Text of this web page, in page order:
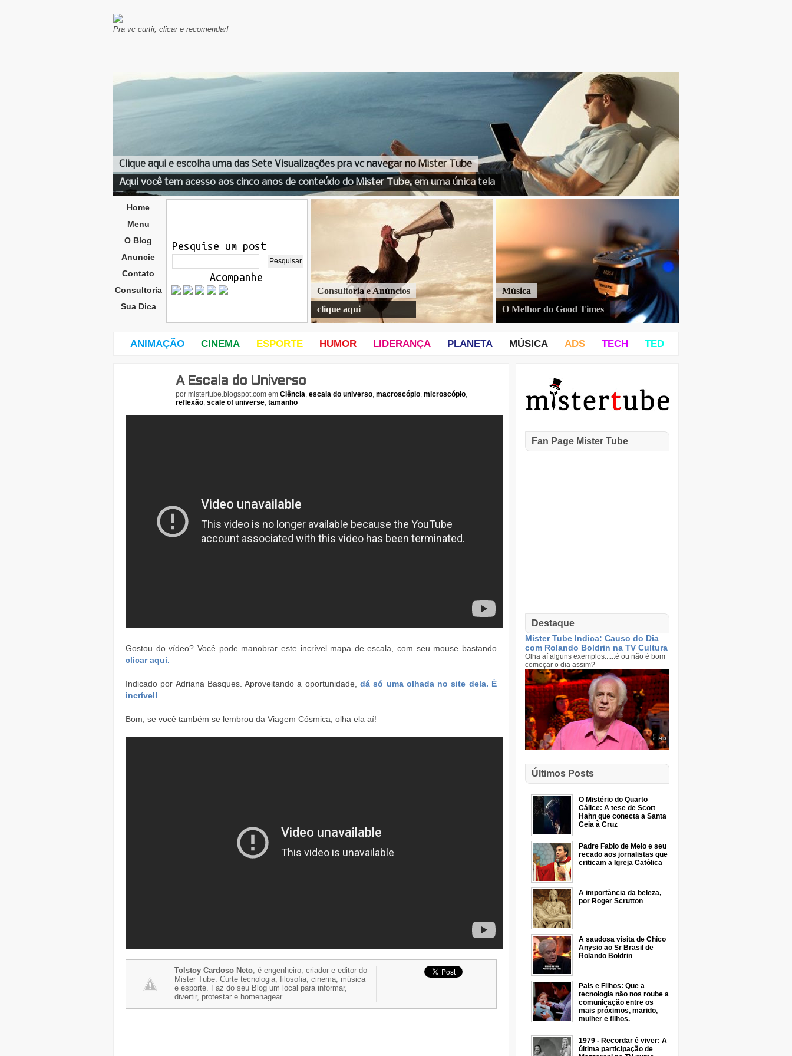
Pra vc curtir, clicar e recomendar!
Clique aqui e escolha uma das Sete Visualizações pra vc navegar no Mister Tube
Aqui você tem acesso aos cinco anos de conteúdo do Mister Tube, em uma única tela
Home
Menu
O Blog
Anuncie
Contato
Consultoria
Sua Dica
Pesquise um post
Acompanhe
Música
O Melhor do Good Times
Consultoria e Anúncios
clique aqui
ANIMAÇÃO CINEMA ESPORTE HUMOR LIDERANÇA PLANETA MÚSICA ADS TECH TED
A Escala do Universo
por mistertube.blogspot.com em Ciência, escala do universo, macroscópio, microscópio,
reflexão, scale of universe, tamanho
Gostou do vídeo? Você pode manobrar este incrível mapa de escala, com seu mouse bastando
clicar aqui.
Indicado por Adriana Basques. Aproveitando a oportunidade, dá só uma olhada no site dela. É
incrível!
Bom, se você também se lembrou da Viagem Cósmica, olha ela aí!
Tolstoy Cardoso Neto, é engenheiro, criador e editor do
Mister Tube. Curte tecnologia, filosofia, cinema, música
e esporte. Faz do seu Blog um local para informar,
divertir, protestar e homenagear.
Fan Page Mister Tube
Destaque
Mister Tube Indica: Causo do Dia
com Rolando Boldrin na TV Cultura
Olha aí alguns exemplos......é ou não é bom
começar o dia assim?
Últimos Posts
O Mistério do Quarto
Cálice: A tese de Scott
Hahn que conecta a Santa
Ceia à Cruz
Padre Fabio de Melo e seu
recado aos jornalistas que
criticam a Igreja Católica
A importância da beleza,
por Roger Scrutton
A saudosa visita de Chico
Anysio ao Sr Brasil de
Rolando Boldrin
Pais e Filhos: Que a
tecnologia não nos roube a
comunicação entre os
mais próximos, marido,
mulher e filhos.
1979 - Recordar é viver: A
última participação de